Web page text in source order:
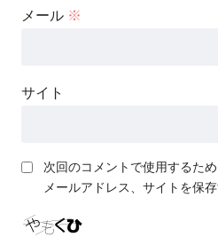
メール ※
サイト
次回のコメントで使用するた
メールアドレス、サイトを保存